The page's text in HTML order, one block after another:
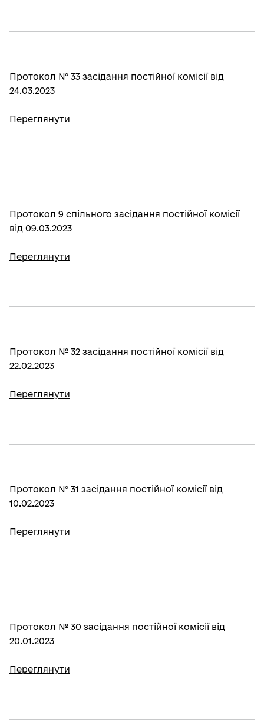
Протокол № 33 засідання постійної комісії від
24.03.2023
Переглянути
Протокол 9 спільного засідання постійної комісії
від 09.03.2023
Переглянути
Протокол № 32 засідання постійної комісії від
22.02.2023
Переглянути
Протокол № 31 засідання постійної комісії від
10.02.2023
Переглянути
Протокол № 30 засідання постійної комісії від
20.01.2023
Переглянути